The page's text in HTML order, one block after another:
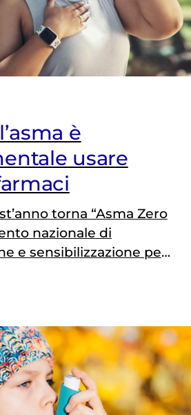
è
usare
torna “Asma Zero
nazionale di
e sensibilizzazione per
in tutta Italia sarà
una consulenza
gratuita.
è riservato ai
asma non…